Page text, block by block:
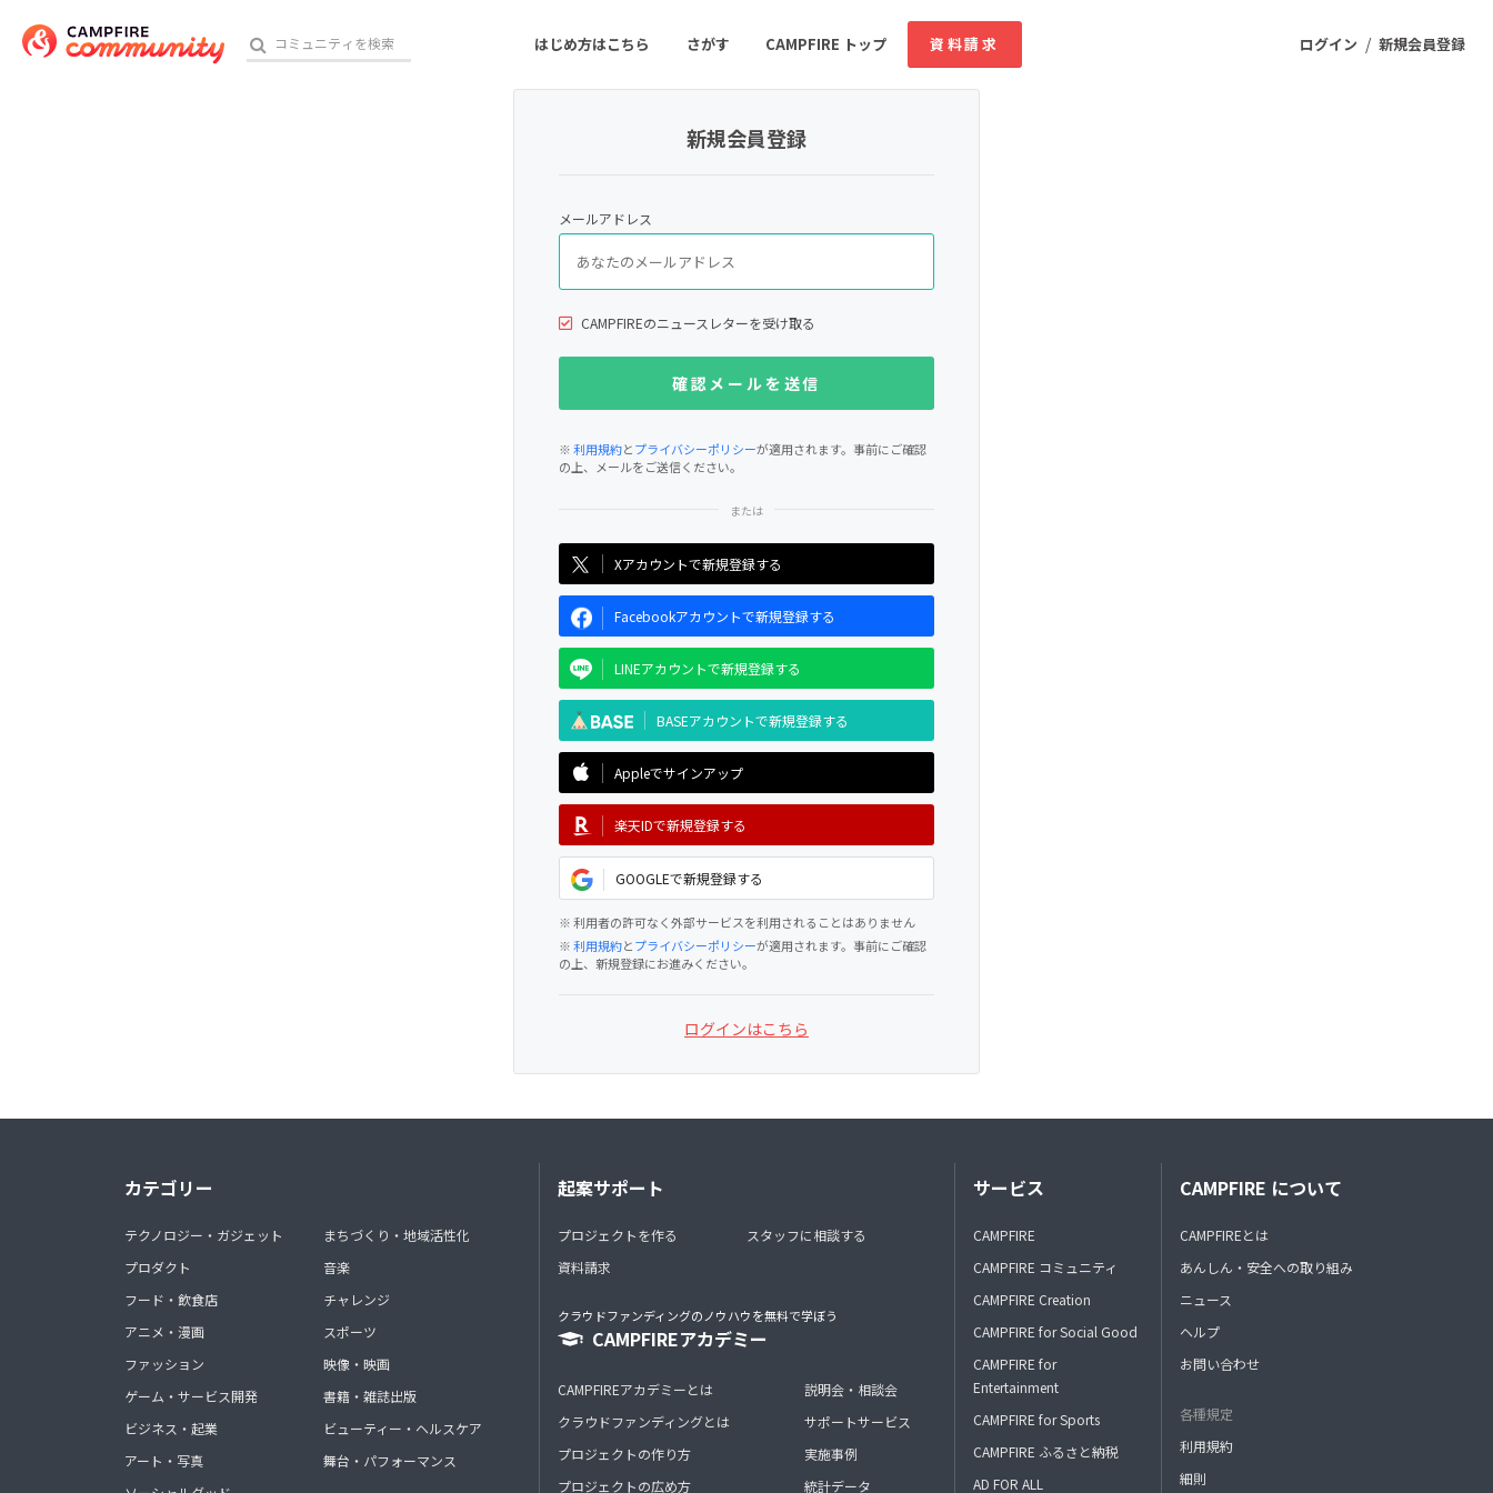
ログイン / 新規会員登録
はじめ方はこちら さがす CAMPFIRE トップ 資料請求
ゲーム・サービス開発
書籍・雑誌出版 アニメ・漫画
ソーシャルグッド ビューティー・ヘルスケア
新規会員登録
メールアドレス
CAMPFIREのニュースレターを受け取る
※利用規約とプライバシーポリシーが適用されます。事前にご確認
の上、メールをご送信ください。
Xアカウントで新規登録する
Facebookアカウントで新規登録する
LINEアカウントで新規登録する
BASEアカウントで新規登録する
Appleでサインアップ
楽天IDで新規登録する
GOOGLEで新規登録する
※ 利用者の許可なく外部サービスを利用されることはありません
※利用規約とプライバシーポリシーが適用されます。事前にご確認
の上、新規登録にお進みください。
ログインはこちら
カテゴリー
テクノロジー・ガジェット
プロダクト
フード・飲食店
アニメ・漫画
ファッション
ゲーム・サービス開発
ビジネス・起業
アート・写真
まちづくり・地域活性化
音楽
チャレンジ
スポーツ
映像・映画
書籍・雑誌出版
ビューティー・ヘルスケア
舞台・パフォーマンス
起案サポート
プロジェクトを作る
資料請求
スタッフに相談する
クラウドファンディングのノウハウを無料で学ぼう
CAMPFIREアカデミー
CAMPFIREアカデミーとは
クラウドファンディングとは
プロジェクトの作り方
プロジェクトの広め方
説明会・相談会
サポートサービス
実施事例
統計データ
サービス
CAMPFIRE
CAMPFIRE コミュニティ
CAMPFIRE Creation
CAMPFIRE for Social Good
CAMPFIRE for
Entertainment
CAMPFIRE for Sports
CAMPFIRE ふるさと納税
AD FOR ALL
CAMPFIRE について
CAMPFIREとは
あんしん・安全への取り組み
ニュース
ヘルプ
お問い合わせ
各種規定
利用規約
細則